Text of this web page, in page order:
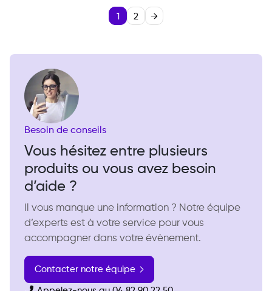
1 2 →
Besoin de conseils
Vous hésitez entre plusieurs
produits ou vous avez besoin
d’aide ?
Il vous manque une information ? Notre équipe
d’experts est à votre service pour vous
accompagner dans votre évènement.
Contacter notre équipe